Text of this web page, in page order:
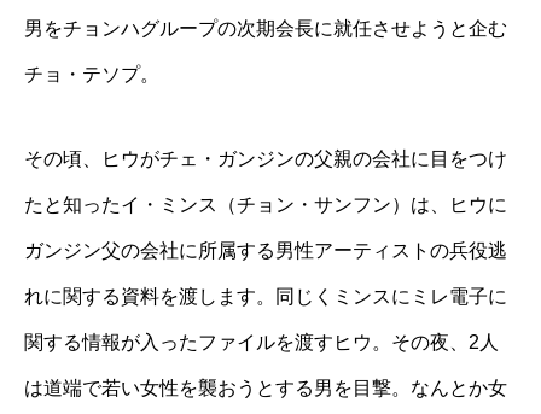
男をチョンハグループの次期会長に就任させようと企む
チョ・テソプ。
その頃、ヒウがチェ・ガンジンの父親の会社に目をつけ
たと知ったイ・ミンス（チョン・サンフン）は、ヒウに
ガンジン父の会社に所属する男性アーティストの兵役逃
れに関する資料を渡します。同じくミンスにミレ電子に
関する情報が入ったファイルを渡すヒウ。その夜、2人
は道端で若い女性を襲おうとする男を目撃。なんとか女